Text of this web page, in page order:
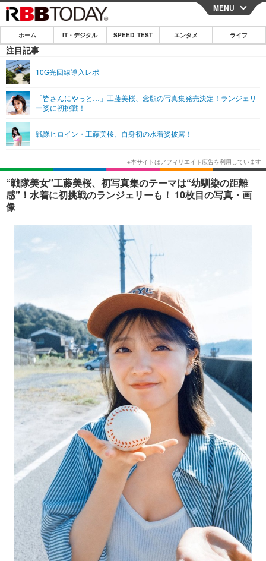
CLOSE
ホーム
IT・デジタル
ネタ
ショッピング その他
SPEED TEST
エンタメ
エンタメTOP 映画・ドラマ
韓国・芸能
音楽 スポーツ
ライフ
ライフTOP グルメ
ペット ショッピング
リリース一覧
プッシュ通知の停止方法
MENU
ホーム IT・デジタル SPEED TEST エンタメ ライフ
注目記事
10G光回線導入レポ
「皆さんにやっと…」工藤美桜、念願の写真集発売決定！ランジェリ
ー姿に初挑戦！
戦隊ヒロイン・工藤美桜、自身初の水着姿披露！
“戦隊美女”工藤美桜、初写真集のテーマは“幼馴染の距離
感”！水着に初挑戦のランジェリーも！ 10枚目の写真・画
像